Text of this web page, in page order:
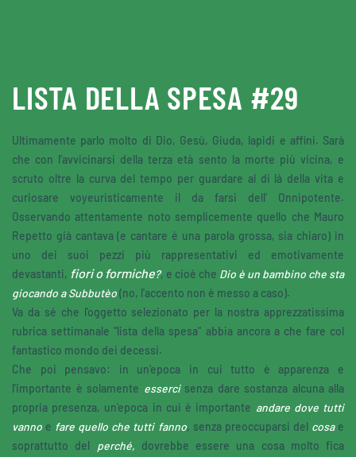
LISTA DELLA SPESA #29
Ultimamente parlo molto di Dio, Gesù, Giuda, lapidi e affini. Sarà
che con l'avvicinarsi della terza età sento la morte più vicina, e
scruto oltre la curva del tempo per guardare al di là della vita e
curiosare voyeuristicamente il da farsi dell' Onnipotente.
Osservando attentamente noto semplicemente quello che Mauro
Repetto già cantava (e cantare è una parola grossa, sia chiaro) in
uno dei suoi pezzi più rappresentativi ed emotivamente
devastanti, fiori o formiche?, e cioè che Dio è un bambino che sta
giocando a Subbutèo(no, l'accento non è messo a caso).
Va da sé che l'oggetto selezionato per la nostra apprezzatissima
rubrica settimanale "lista della spesa" abbia ancora a che fare col
fantastico mondo dei decessi.
Che poi pensavo: in un'epoca in cui tutto è apparenza e
l'importante è solamente essercisenza dare sostanza alcuna alla
propria presenza, un'epoca in cui è importante andare dove tutti
vanno e fare quello che tutti fanno, senza preoccuparsi del cosae
soprattutto del perché, dovrebbe essere una cosa molto fica